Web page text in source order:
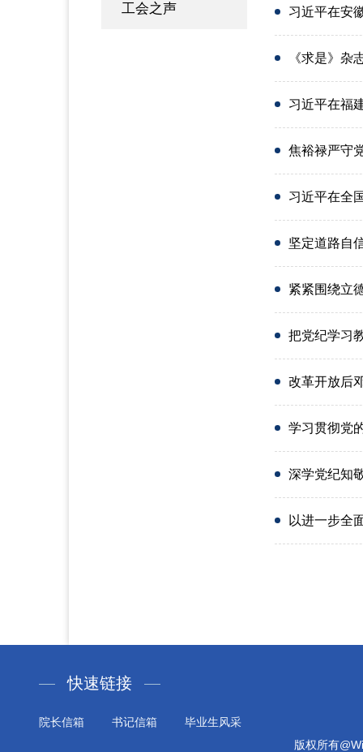
工会之声 习近平在安徽
《求是》杂
习近平在福建
焦裕禄严守
习近平在全国民
坚定道路自信
紧紧围绕立
把党纪学习教
改革开放后
学习贯彻党
深学党纪知
以进一步全
快速链接
院长信箱 书记信箱
毕业生风采
版权所有